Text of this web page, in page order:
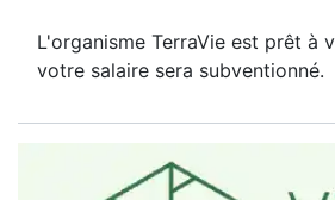
L'organisme TerraVie est prêt à
votre salaire sera subventionné.